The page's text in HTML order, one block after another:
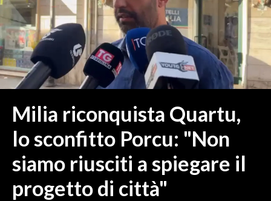
ORISTANO E PROVINCIA
SASSARI E PROVINCIA
GALLURA
NUORO E PROVINCIA
OGLIASTRA
ITALIA
MONDO
POLITICA
Milia riconquista Quartu,
lo sconfitto Porcu: "Non
siamo riusciti a spiegare il
progetto di città"